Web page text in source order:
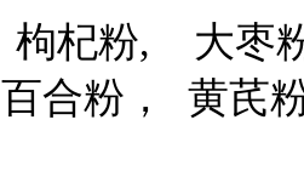
枸杞粉, 大枣
百合粉， 黄芪